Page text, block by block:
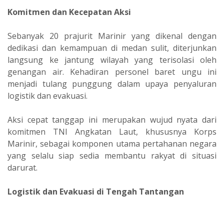
Komitmen dan Kecepatan Aksi
‎Sebanyak 20 prajurit Marinir yang dikenal dengan
dedikasi dan kemampuan di medan sulit, diterjunkan
langsung ke jantung wilayah yang terisolasi oleh
genangan air. Kehadiran personel baret ungu ini
menjadi tulang punggung dalam upaya penyaluran
logistik dan evakuasi.
‎Aksi cepat tanggap ini merupakan wujud nyata dari
komitmen TNI Angkatan Laut, khususnya Korps
Marinir, sebagai komponen utama pertahanan negara
yang selalu siap sedia membantu rakyat di situasi
darurat.
Logistik dan Evakuasi di Tengah Tantangan